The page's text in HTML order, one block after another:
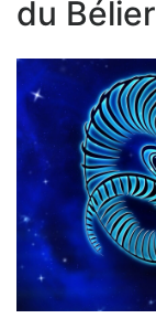
du Bélier